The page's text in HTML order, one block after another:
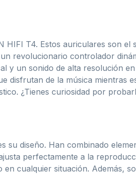
T4. Estos auriculares son el
revolucionario controlador
y un sonido de alta resolución
disfrutan de la música mientras
¿Tienes curiosidad por
su diseño. Han combinado
perfectamente a la
cualquier situación. Además,